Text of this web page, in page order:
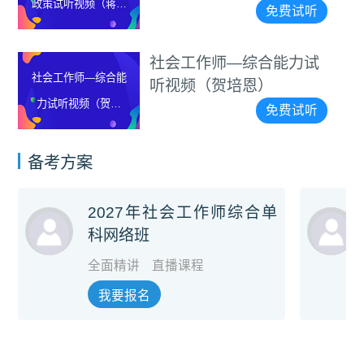
免费试听
合能力试
）
免费试听
助理社会工作师—综
助理社会工
备考方案
2027年社会工作师综合单
科网络班
全面精讲 直播课程
我要报名